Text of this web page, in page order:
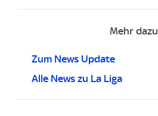
Mehr dazu
Zum News Update
Alle News zu La Liga